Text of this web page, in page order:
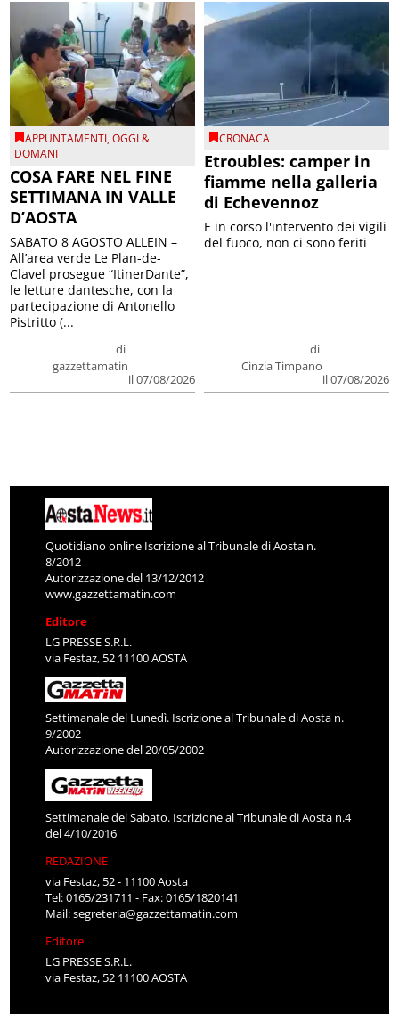
APPUNTAMENTI,OGGI &
DOMANI
COSA FARE NEL FINE
SETTIMANA IN VALLE
D’AOSTA
di
gazzettamatin
il 07/08/2026
SABATO 8 AGOSTO ALLEIN –
All’area verde Le Plan-de-
Clavel prosegue “ItinerDante”,
le letture dantesche, con la
partecipazione di Antonello
Pistritto (...
CRONACA
Etroubles: camper in
fiamme nella galleria
di Echevennoz
di
Cinzia Timpano
il 07/08/2026
E in corso l'intervento dei vigili
del fuoco, non ci sono feriti
Quotidiano online Iscrizione al Tribunale di Aosta n.
8/2012
Autorizzazione del 13/12/2012
www.gazzettamatin.com
Editore
LG PRESSE S.R.L.
via Festaz, 52 11100 AOSTA
Settimanale del Lunedì. Iscrizione al Tribunale di Aosta n.
9/2002
Autorizzazione del 20/05/2002
Settimanale del Sabato. Iscrizione al Tribunale di Aosta n.4
del 4/10/2016
REDAZIONE
via Festaz, 52 - 11100 Aosta
Tel: 0165/231711 - Fax: 0165/1820141
Mail:segreteria@gazzettamatin.com
Editore
LG PRESSE S.R.L.
via Festaz, 52 11100 AOSTA